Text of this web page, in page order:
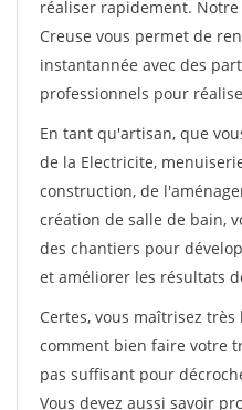
réaliser rapidement.
Creuse vous permet de
instantannée avec des
professionnels pour
En tant qu'artisan, que
de la Electricite,
construction, de
création de salle de bain,
des chantiers pour
et améliorer les résultats
Certes, vous maîtrisez
comment bien faire votre
pas suffisant pour
Vous devez aussi savoir